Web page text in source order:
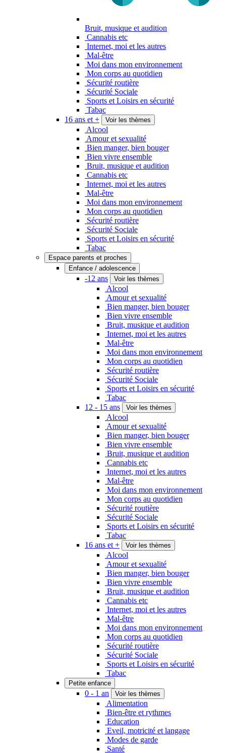
Bruit, musique et audition
Cannabis etc
Internet, moi et les autres
Mal-être
Moi dans mon environnement
Mon corps au quotidien
Sécurité routière
Sécurité Sociale
Sports et Loisirs en sécurité
Tabac
16 ans et +
Voir les thèmes
Alcool
Amour et sexualité
Bien manger, bien bouger
Bien vivre ensemble
Bruit, musique et audition
Cannabis etc
Internet, moi et les autres
Mal-être
Moi dans mon environnement
Mon corps au quotidien
Sécurité routière
Sécurité Sociale
Sports et Loisirs en sécurité
Tabac
Espace parents et proches
Enfance / adolescence
-12 ans Voir les thèmes
Alcool
Amour et sexualité
Bien manger, bien bouger
Bien vivre ensemble
Bruit, musique et audition
Internet, moi et les autres
Mal-être
Moi dans mon environnement
Mon corps au quotidien
Sécurité routière
Sécurité Sociale
Sports et Loisirs en sécurité
Tabac
12 - 15 ans
Voir les thèmes
Alcool
Amour et sexualité
Bien manger, bien bouger
Bien vivre ensemble
Bruit, musique et audition
Cannabis etc
Internet, moi et les autres
Mal-être
Moi dans mon environnement
Mon corps au quotidien
Sécurité routière
Sécurité Sociale
Sports et Loisirs en sécurité
Tabac
16 ans et +
Voir les thèmes
Alcool
Amour et sexualité
Bien manger, bien bouger
Bien vivre ensemble
Bruit, musique et audition
Cannabis etc
Internet, moi et les autres
Mal-être
Moi dans mon environnement
Mon corps au quotidien
Sécurité routière
Sécurité Sociale
Sports et Loisirs en sécurité
Tabac
Petite enfance
0 - 1 an Voir les thèmes
Alimentation
Bien-être et rythmes
Education
Eveil, motricité et langage
Modes de garde
Santé